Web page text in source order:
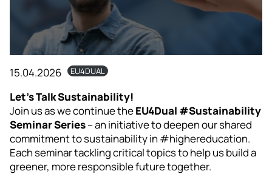
15.04.2026 EU4DUAL
Let’s Talk Sustainability!
Join us as we continue theEU4Dual #Sustainability
Seminar Series– an initiative to deepen our shared
commitment to sustainability in #highereducation.
Each seminar tackling critical topics to help us build a
greener, more responsible future together.